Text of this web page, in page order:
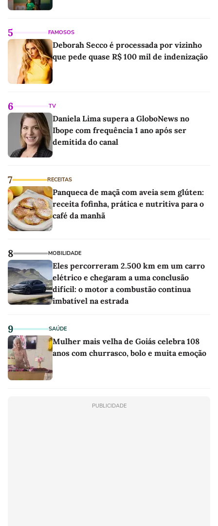
5 FAMOSOS
Deborah Secco é processada por vizinho
que pede quase R$ 100 mil de indenização
6 TV
Daniela Lima supera a GloboNews no
Ibope com frequência 1 ano após ser
demitida do canal
7 RECEITAS
Panqueca de maçã com aveia sem glúten:
receita fofinha, prática e nutritiva para o
café da manhã
8 MOBILIDADE
Eles percorreram 2.500 km em um carro
elétrico e chegaram a uma conclusão
difícil: o motor a combustão continua
imbatível na estrada
9 SAÚDE
Mulher mais velha de Goiás celebra 108
anos com churrasco, bolo e muita emoção
PUBLICIDADE